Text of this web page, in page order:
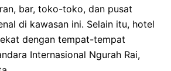
bar, toko-toko, dan pusat
di kawasan ini. Selain itu, hotel
dengan tempat-tempat
Internasional Ngurah Rai,